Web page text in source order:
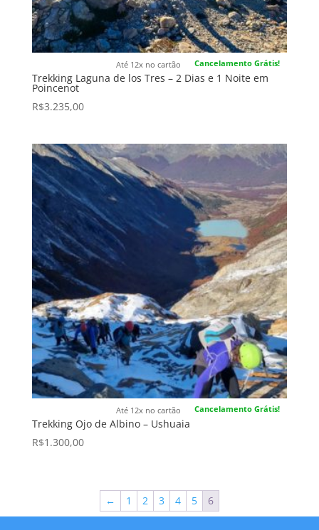
Até 12x no cartão Cancelamento Grátis!
Trekking Laguna de los Tres – 2 Dias e 1 Noite em
Poincenot
R$3.235,00
Até 12x no cartão Cancelamento Grátis!
Trekking Ojo de Albino – Ushuaia
R$1.300,00
← 1 2 3 4 5 6